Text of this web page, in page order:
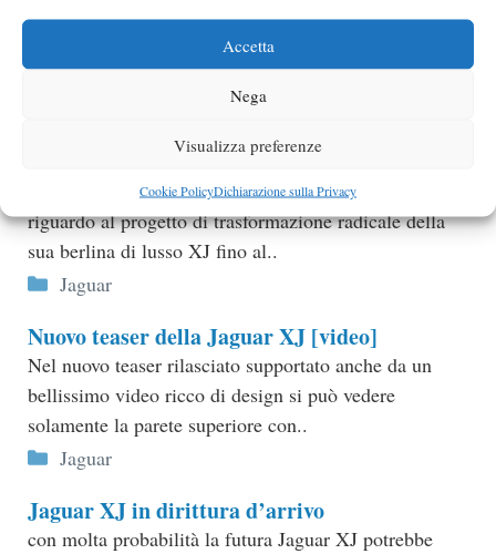
Accetta
Nega
Visualizza preferenze
Cookie PolicyDichiarazione sulla Privacy
E’ stata avvistata in tutta la sua completezza, la nuova
Jaguar XJ, anche se ancora camuffata interamente.
Categorie
Jaguar XJ, ancora segreta nonostante il
prossimo debutto
La Jaguar sta cercando di non rivelare proprio nulla
riguardo al progetto di trasformazione radicale della
sua berlina di lusso XJ fino al..
Categorie
Jaguar
Nuovo teaser della Jaguar XJ [video]
Nel nuovo teaser rilasciato supportato anche da un
bellissimo video ricco di design si può vedere
solamente la parete superiore con..
Categorie
Jaguar
Jaguar XJ in dirittura d’arrivo
con molta probabilità la futura Jaguar XJ potrebbe